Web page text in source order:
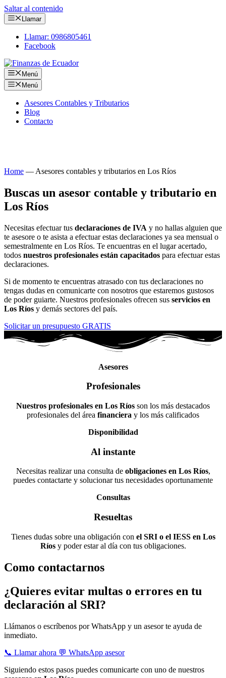
Saltar al contenido
Llamar
Llamar: 0986805461
Facebook
Menú
Menú
Asesores Contables y Tributarios
Blog
Contacto
Home —Asesores contables y tributarios en Los Ríos
Buscas un asesor contable y tributario en
Los Ríos
Necesitas efectuar tus declaraciones de IVA y no hallas alguien que
te asesore o te asista a efectuar estas declaraciones ya sea mensual o
semestralmente en Los Ríos. Te encuentras en el lugar acertado,
todos nuestros profesionales están capacitados para efectuar estas
declaraciones.
Si de momento te encuentras atrasado con tus declaraciones no
tengas dudas en comunicarte con nosotros que estaremos gustosos
de poder guiarte. Nuestros profesionales ofrecen sus servicios en
Los Ríos y demás sectores del país.
Solicitar un presupuesto GRATIS
Asesores
Profesionales
Nuestros profesionales en Los Ríos son los más destacados
profesionales del área financiera y los más calificados
Disponibilidad
Al instante
Necesitas realizar una consulta de obligaciones en Los Ríos,
puedes contactarte y solucionar tus necesidades oportunamente
Consultas
Resueltas
Tienes dudas sobre una obligación con el SRI o el IESS en Los
Ríosy poder estar al día con tus obligaciones.
Como contactarnos
¿Quieres evitar multas o errores en tu
declaración al SRI?
Llámanos o escríbenos por WhatsApp y un asesor te ayuda de
inmediato.
📞 Llamar ahora 💬 WhatsApp asesor
Siguiendo estos pasos puedes comunicarte con uno de nuestros